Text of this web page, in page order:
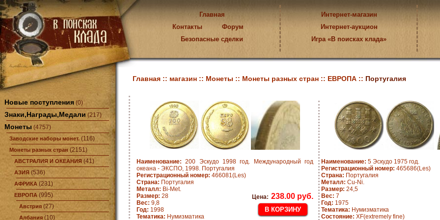
Главная
Контакты
Форум
Безопасные сделки
Интернет-магазин
Интернет-аукцион
Игра «В поисках клада»
Новые поступления (0)
Знаки,Награды,Медали (217)
Монеты (4757)
Заводские наборы монет. (116)
Монеты разных стран (2151)
АВСТРАЛИЯ И ОКЕАНИЯ (41)
АЗИЯ (536)
АФРИКА (231)
ЕВРОПА (995)
Австрия (27)
Албания (10)
Главная :: магазин :: Монеты :: Монеты разных стран :: ЕВРОПА :: Португалия
Наименование: 200 Эскудо 1998 год. Международный год
океана - ЭКСПО, 1998. Португалия
Регистрационный номер: 466081(Les)
Страна: Португалия
Металл: Bi-Met.
Размер: 28
Вес: 9,8
Год: 1998
Тематика: Нумизматика
Цена: 238.00 руб.
Наименование: 5 Эскудо 1975 год.
Регистрационный номер: 465686(Les)
Страна: Португалия
Металл: Cu-Ni.
Размер: 24,5
Вес: 7
Год: 1975
Тематика: Нумизматика
Состояние: XF(extremely fine)